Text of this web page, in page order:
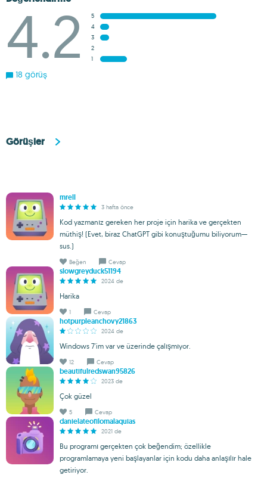
4.2
5
4
3
2
1
18 görüş
Görüşler
mrell
3 hafta önce
Kod yazmanız gereken her proje için harika ve gerçekten
müthiş! (Evet, biraz ChatGPT gibi konuştuğumu biliyorum—
sus.)
Beğen Cevap
slowgreyduck51194
2024 de
Harika
1 Cevap
hotpurpleanchovy21863
2024 de
Windows 7'im var ve üzerinde çalışmıyor.
12 Cevap
beautifulredswan95826
2023 de
Çok güzel
5 Cevap
danielateofilomalaquias
2021 de
Bu programı gerçekten çok beğendim; özellikle
programlamaya yeni başlayanlar için kodu daha anlaşılır hale
getiriyor.